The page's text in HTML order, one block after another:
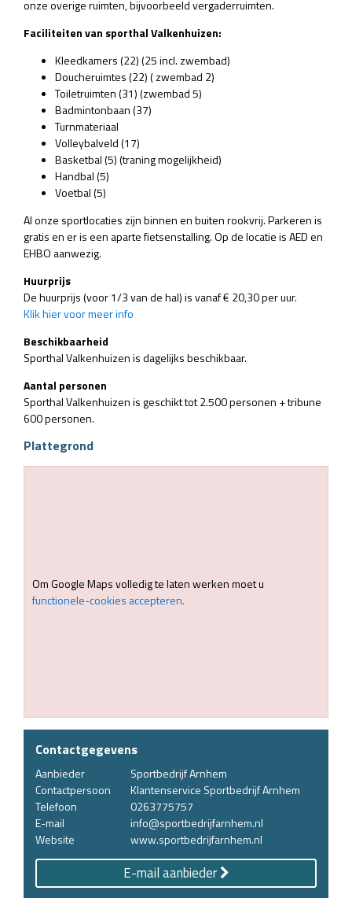
onze overige ruimten, bijvoorbeeld vergaderruimten.
Faciliteiten van sporthal Valkenhuizen:
Kleedkamers (22) (25 incl. zwembad)
Doucheruimtes (22) ( zwembad 2)
Toiletruimten (31) (zwembad 5)
Badmintonbaan (37)
Turnmateriaal
Volleybalveld (17)
Basketbal (5) (traning mogelijkheid)
Handbal (5)
Voetbal (5)
Al onze sportlocaties zijn binnen en buiten rookvrij. Parkeren is
gratis en er is een aparte fietsenstalling. Op de locatie is AED en
EHBO aanwezig.
Huurprijs
De huurprijs (voor 1/3 van de hal) is vanaf € 20,30 per uur.
Klik hier voor meer info
Beschikbaarheid
Sporthal Valkenhuizen is dagelijks beschikbaar.
Aantal personen
Sporthal Valkenhuizen is geschikt tot 2.500 personen + tribune
600 personen.
Plattegrond
Om Google Maps volledig te laten werken moet u
functionele-cookies accepteren.
Contactgegevens
Aanbieder
Sportbedrijf Arnhem
Contactpersoon
Klantenservice Sportbedrijf Arnhem
Telefoon
0263775757
E-mail
info@sportbedrijfarnhem.nl
Website
www.sportbedrijfarnhem.nl
E-mail aanbieder